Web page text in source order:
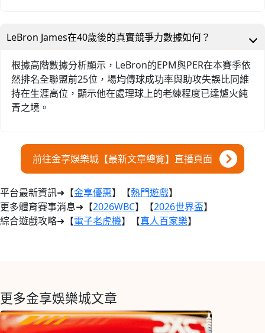
LeBron James在40歲後的真實競爭力數據如何？
根據高階數據分析顯示，LeBron的EPM與PER在本賽季依
然排名全聯盟前25位，場均傳球成功率與助攻失誤比同維
持在生涯高位，顯示他在處理球上的老練程度已達爐火純
青之境。
前往金享娛樂城【最新文章總覽】直播頁面
平台最新資訊➜【金享優惠】【熱門遊戲】
更多體育賽事消息➜【2026WBC】【2026世界盃】
綜合遊戲攻略➜【電子老虎機】【真人百家樂】
更多金享娛樂城文章